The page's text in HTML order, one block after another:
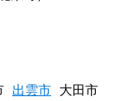
出雲市
大田市